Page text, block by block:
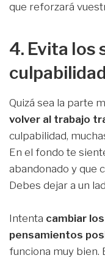
que reforzará
4. Evita los
culpabilidad
Quizá sea la parte
volver al trabajo
culpabilidad,
En el fondo te
abandonado y que
Debes dejar a un
Intenta cambiar
pensamientos
funciona muy bien.